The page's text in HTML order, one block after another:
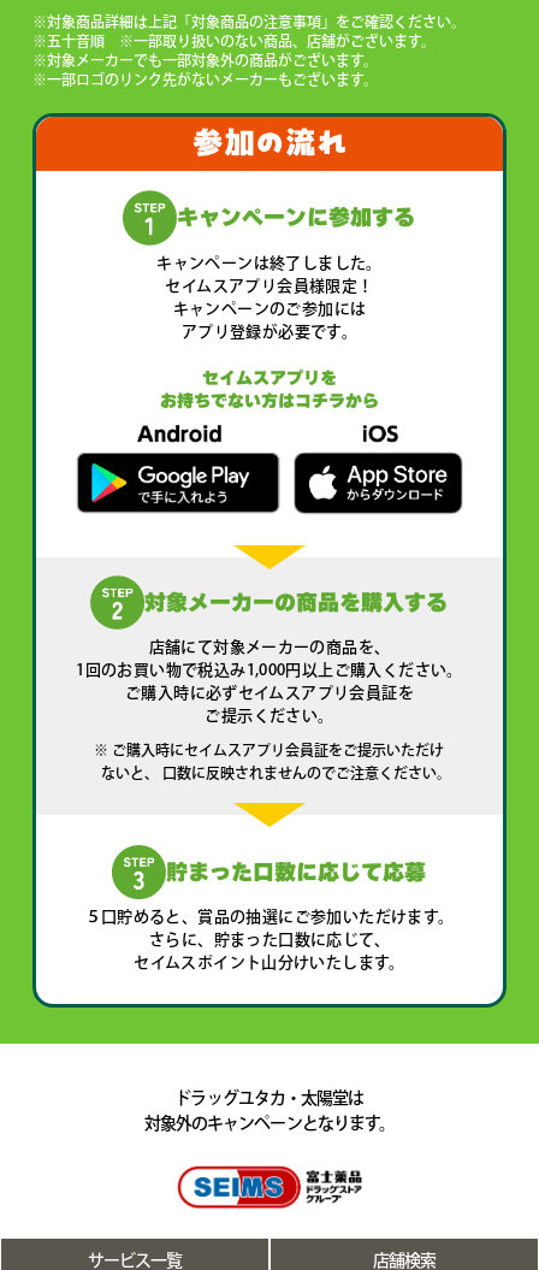
対象商品詳細は上記「対象商品の注意事項」をご確認ください。
五十音順 ※一部取り扱いのない商品、店舗がございます。
対象メーカーでも一部対象外の商品がございます。
一部ロゴのリンク先がないメーカーもございます。
キャンペーンに参加する
キャンペーンは終了しました。
セイムスアプリ会員様限定！
キャンペーンのご参加には
アプリ登録が必要です。
セイムスアプリを
お持ちでない方はコチラから
対象メーカーの商品を購入する
店舗にて対象メーカーの商品を、
1回のお買い物で税込み1,000円以上ご購入ください。
ご購入時に必ずセイムスアプリ会員証を
ご提示ください。
ご購入時にセイムスアプリ会員証をご提示いただけ
ないと、 口数に反映されませんのでご注意ください。
貯まった口数に応じて応募
５口貯めると、賞品の抽選にご参加いただけます。
さらに、貯まった口数に応じて、
セイムスポイント山分けいたします。
ドラッグユタカ・太陽堂は
対象外のキャンペーンとなります。
サービス一覧 店舗検索